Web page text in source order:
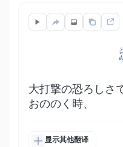
大打撃の恐ろしさ
おののく時、
显示其他翻译